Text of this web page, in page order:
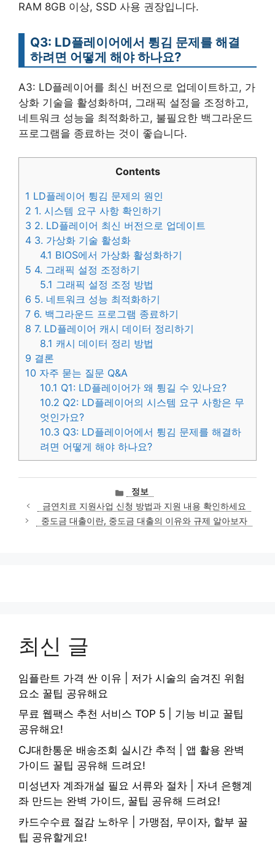
RAM 8GB 이상, SSD 사용 권장입니다.
Q3: LD플레이어에서 튕김 문제를 해결
하려면 어떻게 해야 하나요?
A3: LD플레이어를 최신 버전으로 업데이트하고, 가
상화 기술을 활성화하며, 그래픽 설정을 조정하고,
네트워크 성능을 최적화하고, 불필요한 백그라운드
프로그램을 종료하는 것이 좋습니다.
Contents
1 LD플레이어 튕김 문제의 원인
2 1. 시스템 요구 사항 확인하기
3 2. LD플레이어 최신 버전으로 업데이트
4 3. 가상화 기술 활성화
4.1 BIOS에서 가상화 활성화하기
5 4. 그래픽 설정 조정하기
5.1 그래픽 설정 조정 방법
6 5. 네트워크 성능 최적화하기
7 6. 백그라운드 프로그램 종료하기
8 7. LD플레이어 캐시 데이터 정리하기
8.1 캐시 데이터 정리 방법
9 결론
10 자주 묻는 질문 Q&A
10.1 Q1: LD플레이어가 왜 튕길 수 있나요?
10.2 Q2: LD플레이어의 시스템 요구 사항은 무
엇인가요?
10.3 Q3: LD플레이어에서 튕김 문제를 해결하
려면 어떻게 해야 하나요?
카
테
고
리
정보
금연치료 지원사업 신청 방법과 지원 내용 확인하세요
중도금 대출이란, 중도금 대출의 이유와 규제 알아보자
최신 글
임플란트 가격 싼 이유 | 저가 시술의 숨겨진 위험
요소 꿀팁 공유해요
무료 웹팩스 추천 서비스 TOP 5 | 기능 비교 꿀팁
공유해요!
CJ대한통운 배송조회 실시간 추적 | 앱 활용 완벽
가이드 꿀팁 공유해 드려요!
미성년자 계좌개설 필요 서류와 절차 | 자녀 은행계
좌 만드는 완벽 가이드, 꿀팁 공유해 드려요!
카드수수료 절감 노하우 | 가맹점, 무이자, 할부 꿀
팁 공유할게요!